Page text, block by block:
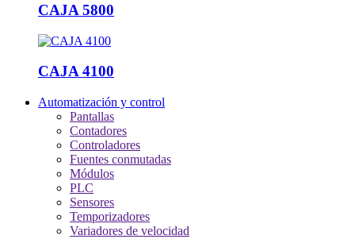
CAJA 5800
CAJA 4100
Automatización y control
Pantallas
Contadores
Controladores
Fuentes conmutadas
Módulos
PLC
Sensores
Temporizadores
Variadores de velocidad